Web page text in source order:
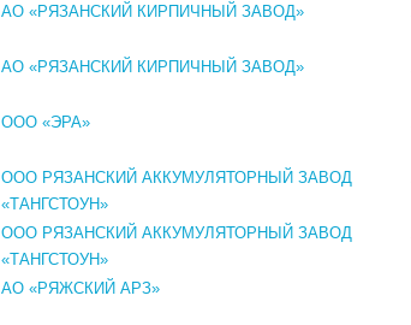
АО «РЯЗАНСКИЙ КИРПИЧНЫЙ ЗАВОД»
АО «РЯЗАНСКИЙ КИРПИЧНЫЙ ЗАВОД»
ООО «ЭРА»
ООО РЯЗАНСКИЙ АККУМУЛЯТОРНЫЙ ЗАВОД
«ТАНГСТОУН»
ООО РЯЗАНСКИЙ АККУМУЛЯТОРНЫЙ ЗАВОД
«ТАНГСТОУН»
АО «РЯЖСКИЙ АРЗ»